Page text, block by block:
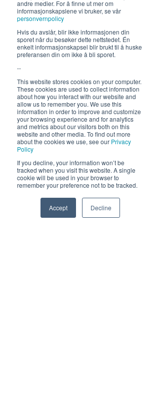
andre medier. For å finne ut mer om
informasjonskapslene vi bruker, se vår
personvernpolicy
Hvis du avslår, blir ikke informasjonen din
sporet når du besøker dette nettstedet. Én
enkelt informasjonskapsel blir brukt til å huske
preferansen din om ikke å bli sporet.
--
This website stores cookies on your computer.
These cookies are used to collect information
about how you interact with our website and
allow us to remember you. We use this
information in order to improve and customize
your browsing experience and for analytics
and metrics about our visitors both on this
website and other media. To find out more
about the cookies we use, see our Privacy
Policy
If you decline, your information won’t be
tracked when you visit this website. A single
cookie will be used in your browser to
remember your preference not to be tracked.
Accept Decline
19. juni - 5. august 12-23 (02)
Lunsj 12-16:30 | Middag 18:30
Fra 30.7 begrenset servering
12-17, middag 18.30
Hold deg oppdatert om hva
som skjer på Himmelblå og
neste sommer!
Send
Email Facebook